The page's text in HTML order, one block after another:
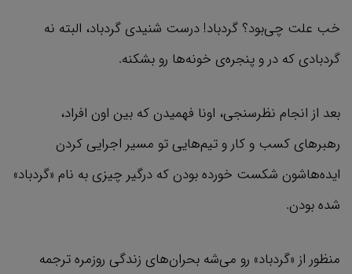
خب علت چی‌بود؟ گردباد! درست شنیدی گردباد، البته نه
گردبادی که در و پنجره‌ی خونه‌ها رو بشکنه.
بعد از انجام نظرسنجی، اونا فهمیدن که بین اون‌ افراد،
رهبرهای کسب و کار و تیم‌هایی تو مسیر اجرایی کردن
ایده‌هاشون شکست خورده بودن که درگیر چیزی به نام «گردباد»
شده بودن.
منظور از «گردباد» رو می‌شه بحران‌های زندگی روزمره ترجمه